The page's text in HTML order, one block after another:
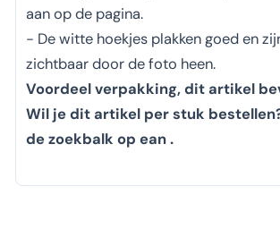
aan op de pagina.
- De witte hoekjes plakken goed en
zichtbaar door de foto heen.
Voordeel verpakking, dit artikel
Wil je dit artikel per stuk
de zoekbalk op ean .